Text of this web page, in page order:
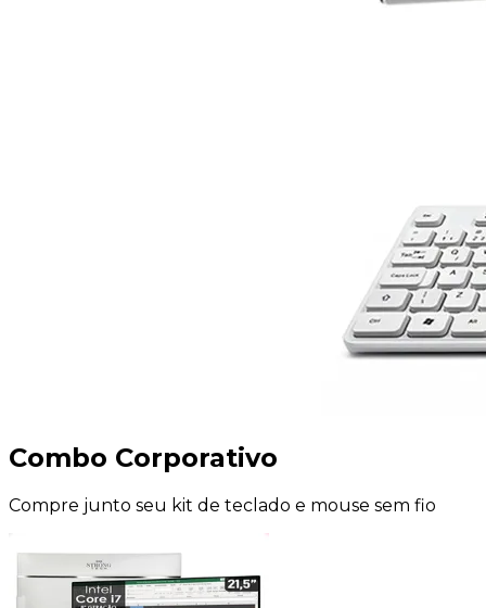
Combo Corporativo
Compre junto seu kit de teclado e mouse sem fio